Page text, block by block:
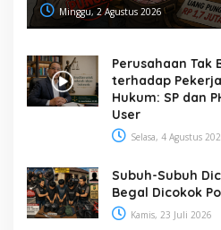
Minggu, 2 Agustus 2026
Perusahaan Tak
terhadap
Hukum: SP dan
User
Selasa, 4 Agustus
Subuh-Subuh
Begal Dicokok
Kamis, 23 Juli 2026